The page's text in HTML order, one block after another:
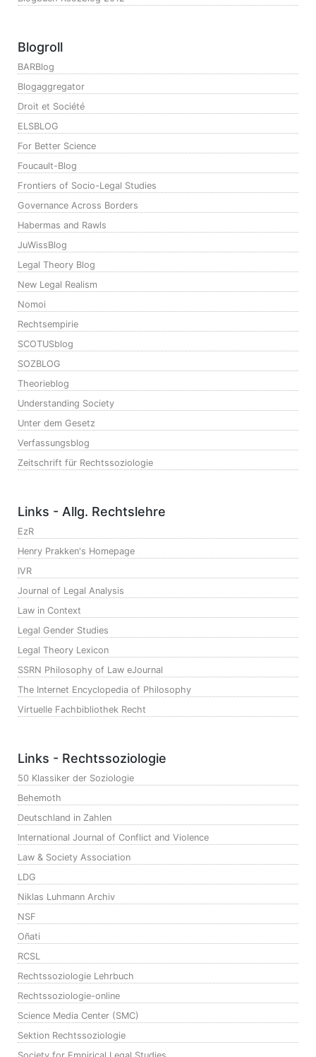
Blogroll
BARBlog
Blogaggregator
Droit et Société
ELSBLOG
For Better Science
Foucault-Blog
Frontiers of Socio-Legal Studies
Governance Across Borders
Habermas and Rawls
JuWissBlog
Legal Theory Blog
New Legal Realism
Nomoi
Rechtsempirie
SCOTUSblog
SOZBLOG
Theorieblog
Understanding Society
Unter dem Gesetz
Verfassungsblog
Zeitschrift für Rechtssoziologie
Links - Allg. Rechtslehre
EzR
Henry Prakken's Homepage
IVR
Journal of Legal Analysis
Law in Context
Legal Gender Studies
Legal Theory Lexicon
SSRN Philosophy of Law eJournal
The Internet Encyclopedia of Philosophy
Virtuelle Fachbibliothek Recht
Links - Rechtssoziologie
50 Klassiker der Soziologie
Behemoth
Deutschland in Zahlen
International Journal of Conflict and Violence
Law & Society Association
LDG
Niklas Luhmann Archiv
NSF
Oñati
RCSL
Rechtssoziologie Lehrbuch
Rechtssoziologie-online
Science Media Center (SMC)
Sektion Rechtssoziologie